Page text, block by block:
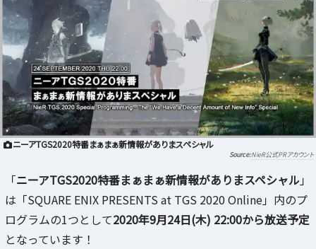
ニーアTGS2020特番まぁまぁ新情報がありまスペシャル
NieR公式PRアカウント
「ニーアTGS2020特番まぁまぁ新情報がありまスペシャル」
は「SQUARE ENIX PRESENTS at TGS 2020 Online」内のプ
ログラムの1つとして2020年9月24日(木) 22:00から放送予定
となっています！